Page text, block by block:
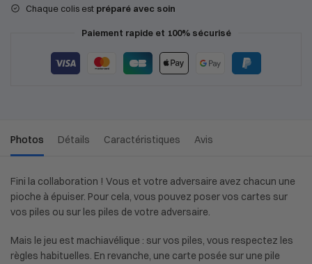
Chaque colis est préparé avec soin
Paiement rapide et 100% sécurisé
Photos Détails Caractéristiques Avis
Fini la collaboration ! Vous et votre adversaire avez chacun une
pioche à épuiser. Pour cela, vous pouvez poser vos cartes sur
vos piles ou sur les piles de votre adversaire.
Mais le jeu est machiavélique : sur vos piles, vous respectez les
règles habituelles. En revanche, une carte posée sur une pile